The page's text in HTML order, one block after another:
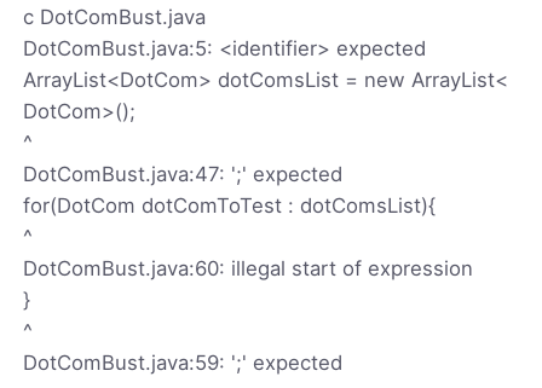
c DotComBust.java
DotComBust.java:5: <identifier> expected
ArrayList<DotCom> dotComsList = new ArrayList<
DotCom>();
^
DotComBust.java:47: ';' expected
for(DotCom dotComToTest : dotComsList){
^
DotComBust.java:60: illegal start of expression
}
^
DotComBust.java:59: ';' expected